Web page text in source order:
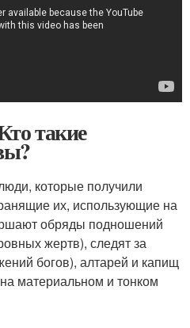
такие
которые получили
их, использующие на
обряды подношений
жертв), следят за
богов), алтарей и капищ
материальном и тонком